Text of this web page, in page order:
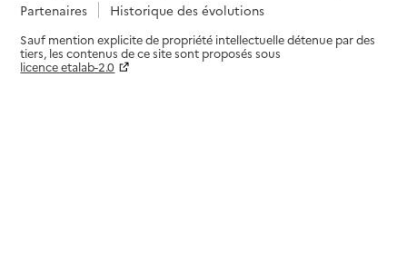
Partenaires
Historique des évolutions
Sauf mention explicite de propriété intellectuelle détenue par des
tiers, les contenus de ce site sont proposés sous
licence etalab-2.0